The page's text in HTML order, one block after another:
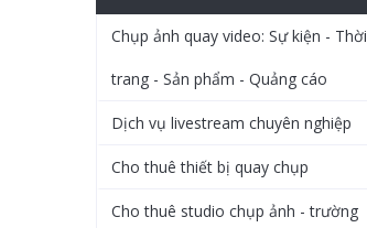
Chụp ảnh quay video: Sự kiện - Thời
trang - Sản phẩm - Quảng cáo
Dịch vụ livestream chuyên nghiệp
Cho thuê thiết bị quay chụp
Cho thuê studio chụp ảnh - trường